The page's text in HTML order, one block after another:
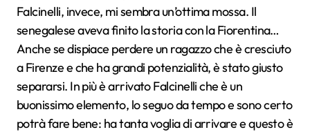
Falcinelli, invece, mi sembra un’ottima mossa. Il
senegalese aveva finito la storia con la Fiorentina…
Anche se dispiace perdere un ragazzo che è cresciuto
a Firenze e che ha grandi potenzialità, è stato giusto
separarsi. In più è arrivato Falcinelli che è un
buonissimo elemento, lo seguo da tempo e sono certo
potrà fare bene: ha tanta voglia di arrivare e questo è